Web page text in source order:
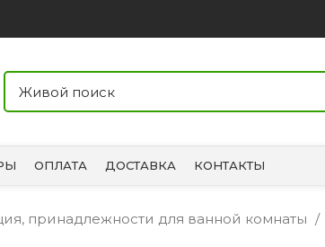
ОПЛАТА ДОСТАВКА КОНТАКТЫ
принадлежности для ванной комнаты